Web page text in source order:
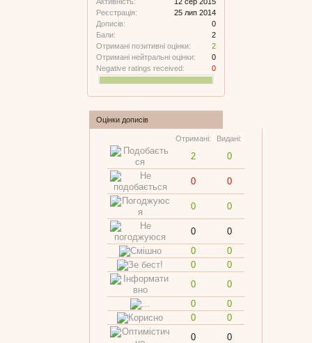
Реєстрація:
25 лип 2014
Дописів:
0
Бали:
2
Отримані позитивні оцінки:
2
Отримані нейтральні оцінки:
0
Negative ratings received:
0
Оцінки дописів
Отримані: Видані:
2 0
0 0
0 0
0
0
0
0
0
0
0
0
0
0
0
0
0
0